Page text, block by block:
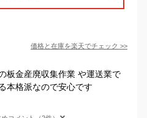
価格と在庫を楽天でチェック >>
板金産廃収集作業 や運送業で
本格派なので安心です